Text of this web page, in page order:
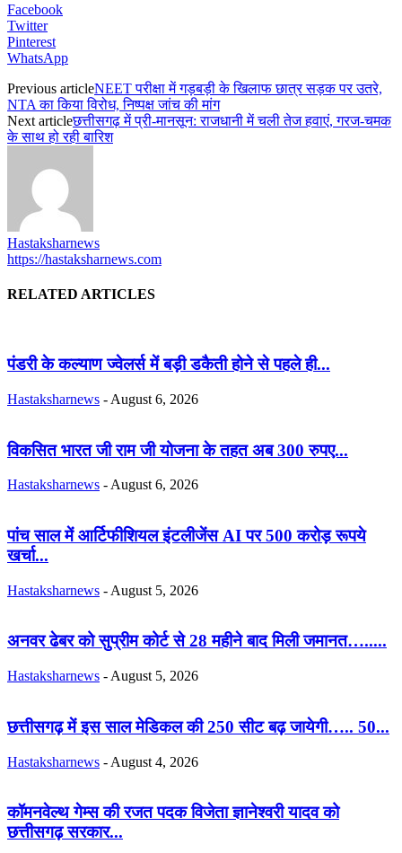
Facebook
Twitter
Pinterest
WhatsApp
Previous articleNEET परीक्षा में गड़बड़ी के खिलाफ छात्र सड़क पर उतरे,
NTA का किया विरोध, निष्पक्ष जांच की मांग
Next articleछत्तीसगढ़ में प्री-मानसून: राजधानी में चली तेज हवाएं, गरज-चमक
के साथ हो रही बारिश
Hastaksharnews
https://hastaksharnews.com
RELATED ARTICLES
पंडरी के कल्याण ज्वेलर्स में बड़ी डकैती होने से पहले ही...
Hastaksharnews - August 6, 2026
विकसित भारत जी राम जी योजना के तहत अब 300 रुपए...
Hastaksharnews - August 6, 2026
पांच साल में आर्टिफीशियल इंटलीजेंस AI पर 500 करोड़ रूपये
खर्चा...
Hastaksharnews - August 5, 2026
अनवर ढेबर को सुप्रीम कोर्ट से 28 महीने बाद मिली जमानत….....
Hastaksharnews - August 5, 2026
छत्तीसगढ़ में इस साल मेडिकल की 250 सीट बढ़ जायेगी….. 50...
Hastaksharnews - August 4, 2026
कॉमनवेल्थ गेम्स की रजत पदक विजेता ज्ञानेश्वरी यादव को
छत्तीसगढ़ सरकार...